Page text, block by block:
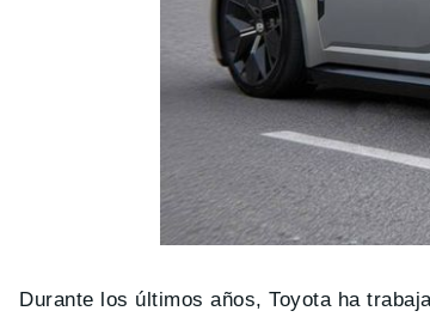
Durante los últimos años, Toyota ha